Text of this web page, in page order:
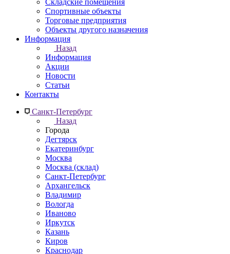
Складские помещения
Спортивные объекты
Торговые предприятия
Объекты другого назначения
Информация
Назад
Информация
Акции
Новости
Статьи
Контакты
Санкт-Петербург
Назад
Города
Дегтярск
Екатеринбург
Москва
Москва (склад)
Санкт-Петербург
Архангельск
Владимир
Вологда
Иваново
Иркутск
Казань
Киров
Краснодар